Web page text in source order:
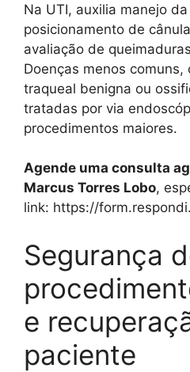
Na UTI, auxilia manejo
posicionamento de
avaliação de
Doenças menos comuns,
traqueal benigna ou
tratadas por via
procedimentos maiores.
Agende uma consulta
Marcus Torres Lobo,
link: https://
Segurança
e
paciente